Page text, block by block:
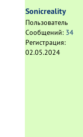
Sonicreality
Пользователь
Сообщений: 34
Регистрация:
02.05.2024